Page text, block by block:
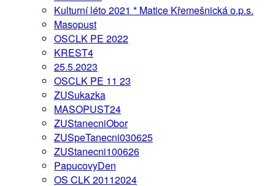
Kulturní léto 2021 * Matice Křemešnická o.p.s.
Masopust
OSCLK PE 2022
KREST4
25.5.2023
OSCLK PE 11 23
ZUSukazka
MASOPUST24
ZUStanecniObor
ZUSpeTanecni030625
ZUStanecni100626
PapucovyDen
OS CLK 20112024